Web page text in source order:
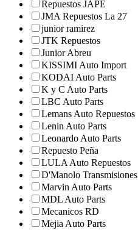
Repuestos JAPE
JMA Repuestos La 27
junior ramirez
JTK Repuestos
Junior Abreu
KISSIMI Auto Import
KODAI Auto Parts
K y C Auto Parts
LBC Auto Parts
Lemans Auto Repuestos
Lenin Auto Parts
Leonardo Auto Parts
Repuesto Peña
LULA Auto Repuestos
D'Manolo Transmisiones
Marvin Auto Parts
MDL Auto Parts
Mecanicos RD
Mejia Auto Parts